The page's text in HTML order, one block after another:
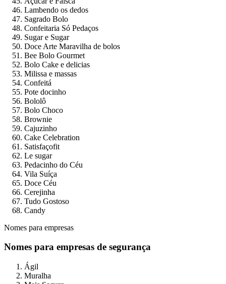
Lambendo os dedos
Sagrado Bolo
Confeitaria Só Pedaços
Sugar e Sugar
Doce Arte Maravilha de bolos
Bee Bolo Gourmet
Bolo Cake e delicias
Milissa e massas
Confeitá
Pote docinho
Bololô
Bolo Choco
Brownie
Cajuzinho
Cake Celebration
Satisfaçofit
Le sugar
Pedacinho do Céu
Vila Suíça
Doce Céu
Cerejinha
Tudo Gostoso
Candy
Nomes para empresas
Nomes para empresas de segurança
Ágil
Muralha